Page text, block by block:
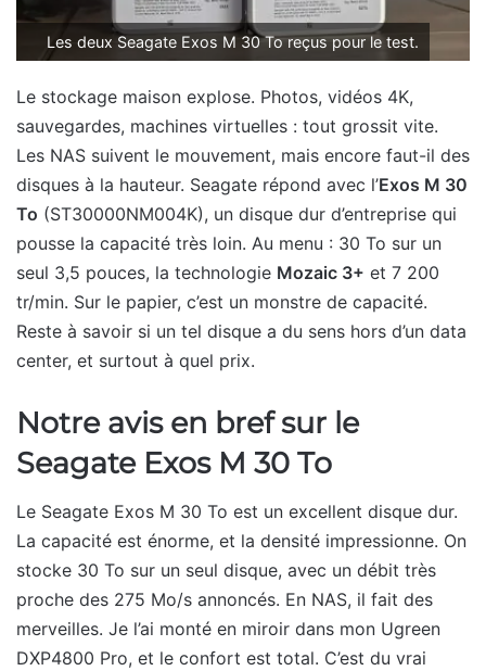
Les deux Seagate Exos M 30 To reçus pour le test.
Le stockage maison explose. Photos, vidéos 4K,
sauvegardes, machines virtuelles : tout grossit vite.
Les NAS suivent le mouvement, mais encore faut-il des
disques à la hauteur. Seagate répond avec l’Exos M 30
To (ST30000NM004K), un disque dur d’entreprise qui
pousse la capacité très loin. Au menu : 30 To sur un
seul 3,5 pouces, la technologie Mozaic 3+ et 7 200
tr/min. Sur le papier, c’est un monstre de capacité.
Reste à savoir si un tel disque a du sens hors d’un data
center, et surtout à quel prix.
Notre avis en bref sur le
Seagate Exos M 30 To
Le Seagate Exos M 30 To est un excellent disque dur.
La capacité est énorme, et la densité impressionne. On
stocke 30 To sur un seul disque, avec un débit très
proche des 275 Mo/s annoncés. En NAS, il fait des
merveilles. Je l’ai monté en miroir dans mon Ugreen
DXP4800 Pro, et le confort est total. C’est du vrai